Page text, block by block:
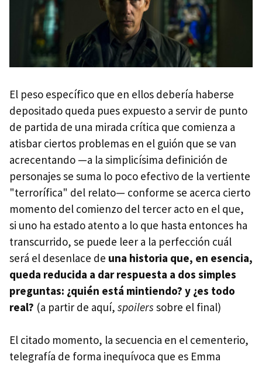
El peso específico que en ellos debería haberse
depositado queda pues expuesto a servir de punto
de partida de una mirada crítica que comienza a
atisbar ciertos problemas en el guión que se van
acrecentando —a la simplicísima definición de
personajes se suma lo poco efectivo de la vertiente
"terrorífica" del relato— conforme se acerca cierto
momento del comienzo del tercer acto en el que,
si uno ha estado atento a lo que hasta entonces ha
transcurrido, se puede leer a la perfección cuál
será el desenlace de una historia que, en esencia,
queda reducida a dar respuesta a dos simples
preguntas: ¿quién está mintiendo? y ¿es todo
real? (a partir de aquí, spoilers sobre el final)
El citado momento, la secuencia en el cementerio,
telegrafía de forma inequívoca que es Emma